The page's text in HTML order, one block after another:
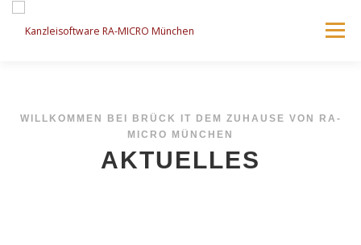
springen
Menü
VERANSTALTUNGEN KONTAKT BRÜCK IT
WILLKOMMEN BEI BRÜCK IT DEM ZUHAUSE VON RA-
MICRO MÜNCHEN
AKTUELLES